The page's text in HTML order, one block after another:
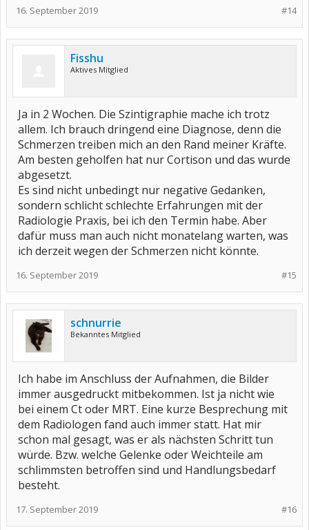
#14
16. September 2019
Fisshu
Aktives Mitglied
Ja in 2 Wochen. Die Szintigraphie mache ich trotz
allem. Ich brauch dringend eine Diagnose, denn die
Schmerzen treiben mich an den Rand meiner Kräfte.
Am besten geholfen hat nur Cortison und das wurde
abgesetzt.
Es sind nicht unbedingt nur negative Gedanken,
sondern schlicht schlechte Erfahrungen mit der
Radiologie Praxis, bei ich den Termin habe. Aber
dafür muss man auch nicht monatelang warten, was
ich derzeit wegen der Schmerzen nicht könnte.
#15
16. September 2019
schnurrie
Bekanntes Mitglied
Ich habe im Anschluss der Aufnahmen, die Bilder
immer ausgedruckt mitbekommen. Ist ja nicht wie
bei einem Ct oder MRT. Eine kurze Besprechung mit
dem Radiologen fand auch immer statt. Hat mir
schon mal gesagt, was er als nächsten Schritt tun
würde. Bzw. welche Gelenke oder Weichteile am
schlimmsten betroffen sind und Handlungsbedarf
besteht.
#16
17. September 2019